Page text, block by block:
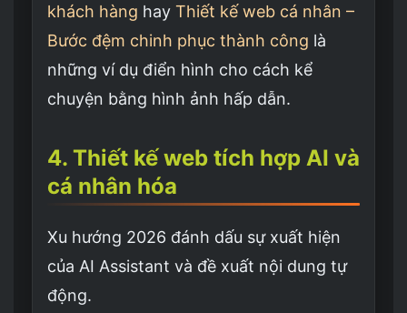
khách hàng hay Thiết kế web cá nhân –
Bước đệm chinh phục thành công là
những ví dụ điển hình cho cách kể
chuyện bằng hình ảnh hấp dẫn.
4. Thiết kế web tích hợp AI và
cá nhân hóa
Xu hướng 2026 đánh dấu sự xuất hiện
của AI Assistant và đề xuất nội dung tự
động.